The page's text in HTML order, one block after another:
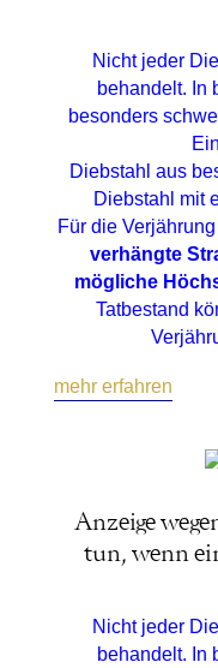
Nicht jeder
behandelt. In
besonders
Diebstahl aus
Diebstahl mit
Für die
verhängte
mögliche
Tatbestand
mehr erfahren
Anzeige
tun, wenn
Nicht jeder
behandelt. In